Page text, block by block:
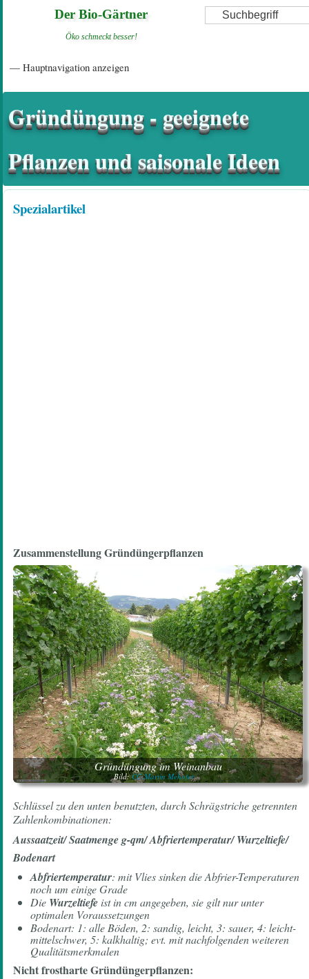
Suche
Der Bio-Gärtner
Öko schmeckt besser!
— Hauptnavigation anzeigen
Gründüngung - geeignete
Pflanzen und saisonale Ideen
Spezialartikel
Zusammenstellung Gründüngerpflanzen
Gründüngung im Weinanbau
Bild:CC:Martin Mehofer
Schlüssel zu den unten benutzten, durch Schrägstriche getrennten
Zahlenkombinationen:
Aussaatzeit/ Saatmenge g-qm/ Abfriertemperatur/ Wurzeltiefe/
Bodenart
Abfriertemperatur: mit Vlies sinken die Abfrier-Temperaturen
noch um einige Grade
Die Wurzeltiefe ist in cm angegeben, sie gilt nur unter
optimalen Voraussetzungen
Bodenart: 1: alle Böden, 2: sandig, leicht, 3: sauer, 4: leicht-
mittelschwer, 5: kalkhaltig; evt. mit nachfolgenden weiteren
Qualitätsmerkmalen
Nicht frostharte Gründüngerpflanzen: